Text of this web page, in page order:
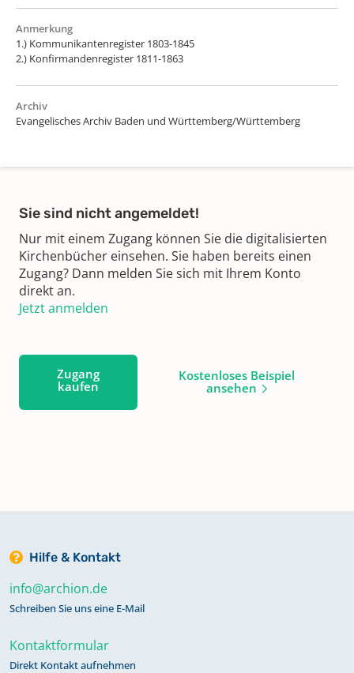
Anmerkung
1.) Kommunikantenregister 1803-1845
2.) Konfirmandenregister 1811-1863
Archiv
Evangelisches Archiv Baden und Württemberg/Württemberg
Sie sind nicht angemeldet!
Nur mit einem Zugang können Sie die digitalisierten
Kirchenbücher einsehen. Sie haben bereits einen
Zugang? Dann melden Sie sich mit Ihrem Konto
direkt an.
Jetzt anmelden
Zugang
kaufen
Kostenloses Beispiel
ansehen
Hilfe & Kontakt
info@archion.de
Schreiben Sie uns eine E-Mail
Kontaktformular
Direkt Kontakt aufnehmen